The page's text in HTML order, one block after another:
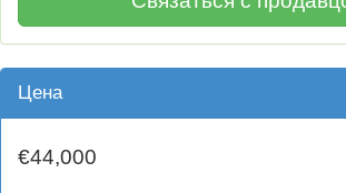
Цена
€44,000